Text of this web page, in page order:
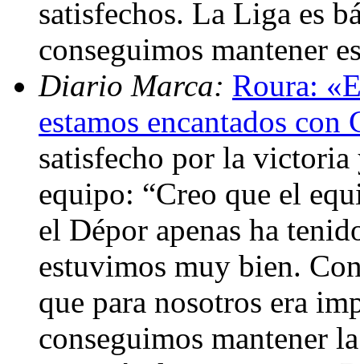
satisfechos. La Liga es
conseguimos mantener
Diario Marca: Roura:
estamos encantados con
satisfecho por la
equipo: “Creo que el
el Dépor apenas ha
estuvimos muy bien.
que para nosotros era
conseguimos mantener